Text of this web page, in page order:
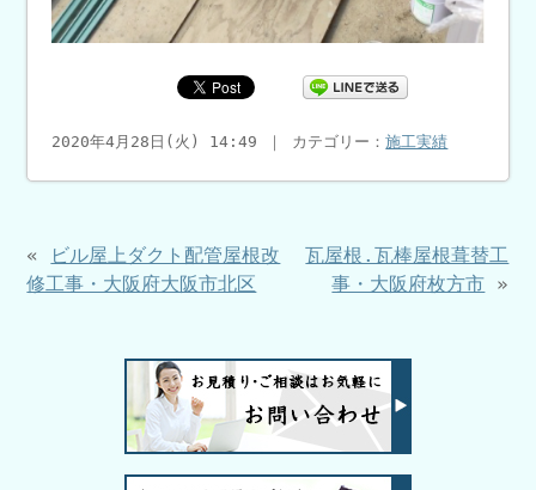
2020年4月28日(火) 14:49 ｜ カテゴリー：施工実績
«
ビル屋上ダクト配管屋根改
修工事・大阪府大阪市北区
瓦屋根.瓦棒屋根葺替工
事・大阪府枚方市 »